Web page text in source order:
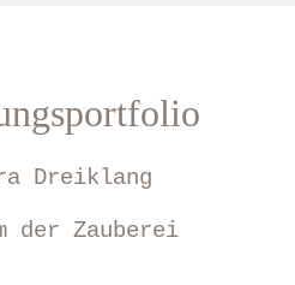
Dreiklang
der Zauberei